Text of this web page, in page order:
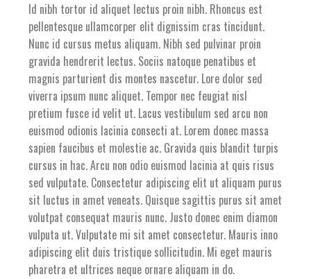
Id nibh tortor id aliquet lectus proin nibh. Rhoncus est
pellentesque ullamcorper elit dignissim cras tincidunt.
Nunc id cursus metus aliquam. Nibh sed pulvinar proin
gravida hendrerit lectus. Sociis natoque penatibus et
magnis parturient dis montes nascetur. Lore dolor sed
viverra ipsum nunc aliquet. Tempor nec feugiat nisl
pretium fusce id velit ut. Lacus vestibulum sed arcu non
euismod odionis lacinia consecti at. Lorem donec massa
sapien faucibus et molestie ac. Gravida quis blandit turpis
cursus in hac. Arcu non odio euismod lacinia at quis risus
sed vulputate. Consectetur adipiscing elit ut aliquam purus
sit luctus in amet veneats. Quisque sagittis purus sit amet
volutpat consequat mauris nunc. Justo donec enim diamon
vulputa ut. Vulputate mi sit amet consectetur. Mauris inno
adipiscing elit duis tristique sollicitudin. Mi eget mauris
pharetra et ultrices neque ornare aliquam in do.